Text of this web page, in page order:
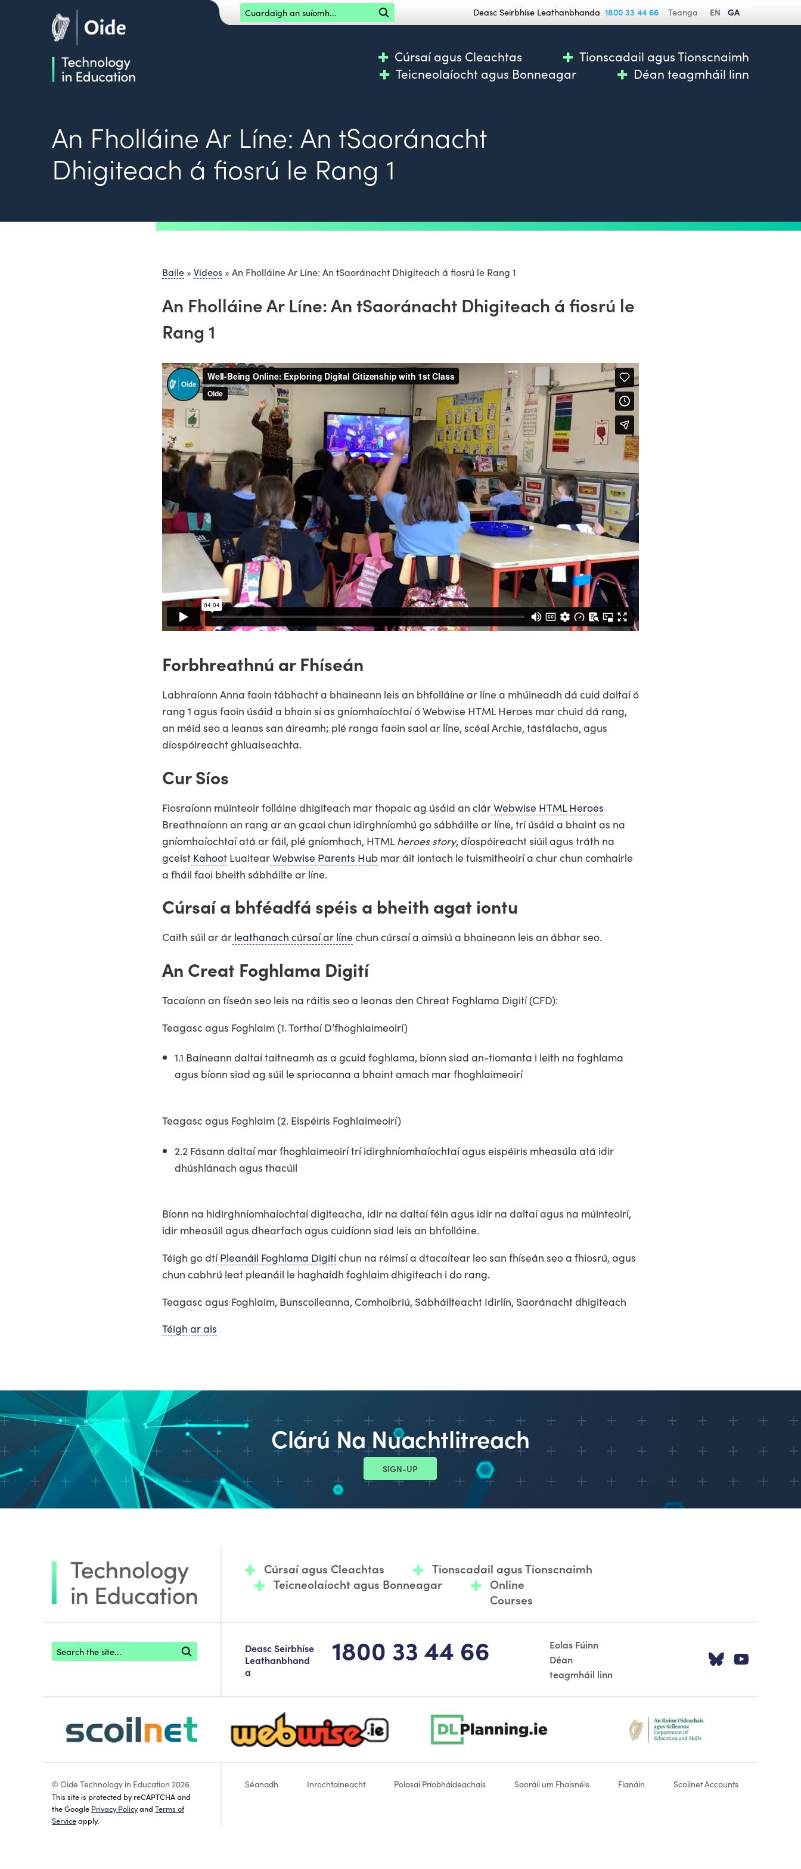
Skip to main content Cuardaigh an suíomh Deasc Seirbhíse Leathanbhanda 1800 33 44 66 Teanga EN GA
Cúrsaí agus Cleachtas
Tionscadail agus Tionscnaimh
Teicneolaíocht agus Bonneagar
Déan teagmháil linn
An Fholláine Ar Líne: An tSaoránacht
Dhigiteach á fiosrú le Rang 1
Baile » Videos » An Fholláine Ar Líne: An tSaoránacht Dhigiteach á fiosrú le Rang 1
An Fholláine Ar Líne: An tSaoránacht Dhigiteach á fiosrú le
Rang 1
Forbhreathnú ar Fhíseán
Labhraíonn Anna faoin tábhacht a bhaineann leis an bhfolláine ar líne a mhúineadh dá cuid daltaí ó
rang 1 agus faoin úsáid a bhain sí as gníomhaíochtaí ó Webwise HTML Heroes mar chuid dá rang,
an méid seo a leanas san áireamh; plé ranga faoin saol ar líne, scéal Archie, tástálacha, agus
díospóireacht ghluaiseachta.
Cur Síos
Fiosraíonn múinteoir folláine dhigiteach mar thopaic ag úsáid an clárWebwise HTML Heroes
Breathnaíonn an rang ar an gcaoi chun idirghníomhú go sábháilte ar líne, trí úsáid a bhaint as na
gníomhaíochtaí atá ar fáil, plé gníomhach, HTML heroes story, díospóireacht siúil agus tráth na
gceist Kahoot LuaitearWebwise Parents Hub mar áit iontach le tuismitheoirí a chur chun comhairle
a fháil faoi bheith sábháilte ar líne.
Cúrsaí a bhféadfá spéis a bheith agat iontu
Caith súil ar ár leathanach cúrsaí ar líne chun cúrsaí a aimsiú a bhaineann leis an ábhar seo.
An Creat Foghlama Digití
Tacaíonn an físeán seo leis na ráitis seo a leanas den Chreat Foghlama Digití (CFD):
Teagasc agus Foghlaim (1. Torthaí D’fhoghlaimeoirí)
1.1 Baineann daltaí taitneamh as a gcuid foghlama, bíonn siad an-tiomanta i leith na foghlama
agus bíonn siad ag súil le spriocanna a bhaint amach mar fhoghlaimeoirí
Teagasc agus Foghlaim (2. Eispéiris Foghlaimeoirí)
2.2 Fásann daltaí mar fhoghlaimeoirí trí idirghníomhaíochtaí agus eispéiris mheasúla atá idir
dhúshlánach agus thacúil
Bíonn na hidirghníomhaíochtaí digiteacha, idir na daltaí féin agus idir na daltaí agus na múinteoirí,
idir mheasúil agus dhearfach agus cuidíonn siad leis an bhfolláine.
Téigh go dtíPleanáil Foghlama Digitíchun na réimsí a dtacaítear leo san fhíseán seo a fhiosrú, agus
chun cabhrú leat pleanáil le haghaidh foghlaim dhigiteach i do rang.
Teagasc agus Foghlaim, Bunscoileanna, Comhoibriú, Sábháilteacht Idirlín, Saoránacht dhigiteach
Téigh ar ais
Clárú Na Nuachtlitreach
SIGN-UP
Cúrsaí agus Cleachtas
Tionscadail agus Tionscnaimh
Teicneolaíocht agus Bonneagar
Online
Courses
Footer search
Deasc Seirbhíse
Leathanbhand
a
1800 33 44 66
Eolas Fúinn
Déan
teagmháil linn
Tabhair
scoilnet-footer-logo3 webwise-logo-sticky dlplanning-footer-logo-5 dept-education-footer-logo-2
© Oide Technology in Education 2026
This site is protected by reCAPTCHA and
the Google Privacy Policyand Terms of
Serviceapply.
Séanadh Inrochtaineacht Polasaí Príobháideachais Saoráil um Fhaisnéis Fianáin Scoilnet Accounts